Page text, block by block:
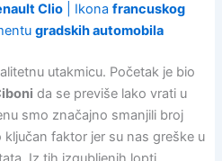
Clio| Ikona francuskog
gradskih automobila
utakmicu. Početak je bio
da se previše lako vrati u
smo značajno smanjili broj
faktor jer su nas greške u